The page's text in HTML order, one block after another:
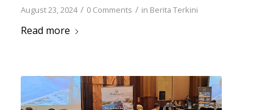
August 23, 2024 / 0 Comments / in Berita Terkini
Read more